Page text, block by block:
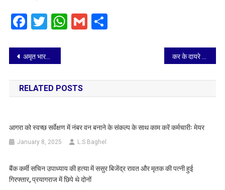
Facebook
Twitter
WhatsApp
GmailShare
Post
navigation
अमृत भारत स्टेशन योजना के अंतर्गत डीग स्टेशन का हुआ कायाकल्प
RELATED POSTS
आगरा को स्वच्छ सर्वेक्षण में नंबर वन बनाने के संकल्प के साथ काम करें कर्मचारीः मेयर
January 8, 2025 L.S Baghel
बैंक कर्मी सचिन उपाध्याय की हत्या में ससुर बिजेंद्र रावत और मृतक की पत्नी हुई
गिरफ्तार, प्रयागराज में छिपे थे दोनों